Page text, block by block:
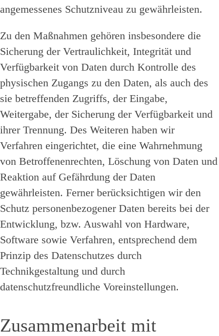
angemessenes Schutzniveau zu gewährleisten.
Zu den Maßnahmen gehören insbesondere die
Sicherung der Vertraulichkeit, Integrität und
Verfügbarkeit von Daten durch Kontrolle des
physischen Zugangs zu den Daten, als auch des
sie betreffenden Zugriffs, der Eingabe,
Weitergabe, der Sicherung der Verfügbarkeit und
ihrer Trennung. Des Weiteren haben wir
Verfahren eingerichtet, die eine Wahrnehmung
von Betroffenenrechten, Löschung von Daten und
Reaktion auf Gefährdung der Daten
gewährleisten. Ferner berücksichtigen wir den
Schutz personenbezogener Daten bereits bei der
Entwicklung, bzw. Auswahl von Hardware,
Software sowie Verfahren, entsprechend dem
Prinzip des Datenschutzes durch
Technikgestaltung und durch
datenschutzfreundliche Voreinstellungen.
Zusammenarbeit mit